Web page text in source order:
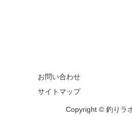
お問い合わせ
サイトマップ
Copyright © 釣りラ